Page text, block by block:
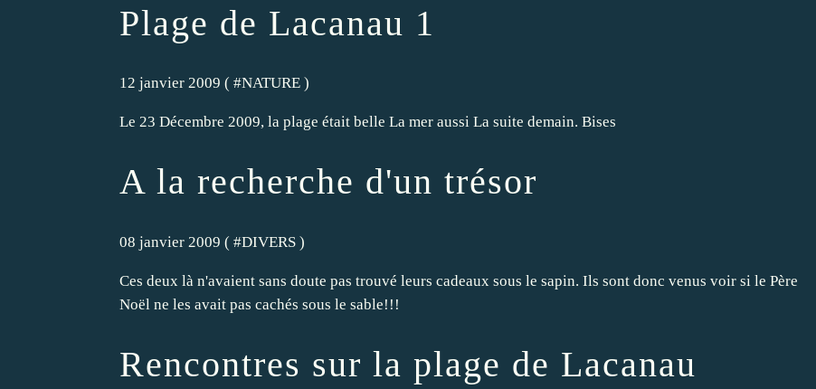
Plage de Lacanau 1
12 janvier 2009 ( #NATURE )
Le 23 Décembre 2009, la plage était belle La mer aussi La suite demain. Bises
A la recherche d'un trésor
08 janvier 2009 ( #DIVERS )
Ces deux là n'avaient sans doute pas trouvé leurs cadeaux sous le sapin. Ils sont donc venus voir si le Père
Noël ne les avait pas cachés sous le sable!!!
Rencontres sur la plage de Lacanau